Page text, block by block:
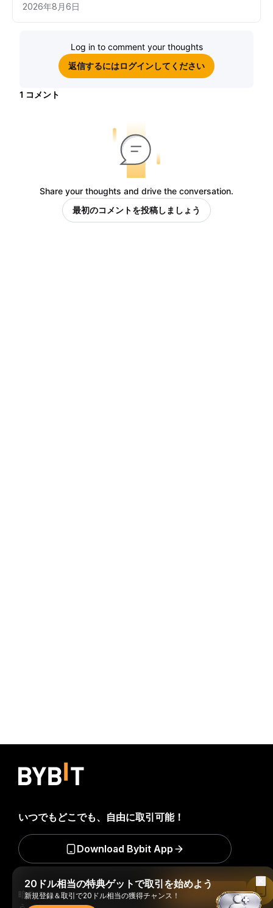
2026年8月6日
Log in to comment your thoughts
返信するにはログインしてください
1 コメント
Share your thoughts and drive the conversation.
最初のコメントを投稿しましょう
暗号資産世界の重要な洞察や分析をいち早く手に入れましょ
いつでもどこでも、自由に取引可能！
Download Bybit App
20ドル相当の特典ゲットで取引を始めよう
新規登録＆取引で20ドル相当の獲得チャンス！Bybitアプリで読む